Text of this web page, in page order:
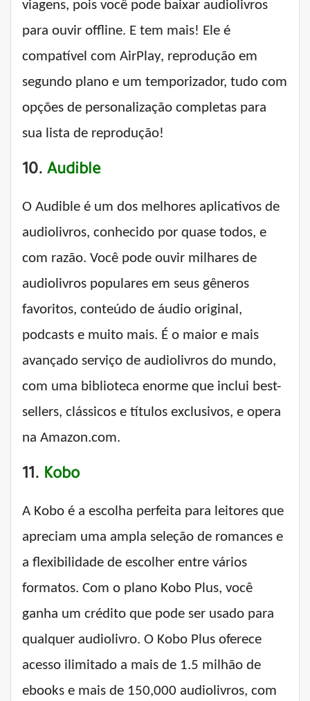
viagens, pois você pode baixar audiolivros
para ouvir offline. E tem mais! Ele é
compatível com AirPlay, reprodução em
segundo plano e um temporizador, tudo com
opções de personalização completas para
sua lista de reprodução!
10. Audible
O Audible é um dos melhores aplicativos de
audiolivros, conhecido por quase todos, e
com razão. Você pode ouvir milhares de
audiolivros populares em seus gêneros
favoritos, conteúdo de áudio original,
podcasts e muito mais. É o maior e mais
avançado serviço de audiolivros do mundo,
com uma biblioteca enorme que inclui best-
sellers, clássicos e títulos exclusivos, e opera
na Amazon.com.
11. Kobo
A Kobo é a escolha perfeita para leitores que
apreciam uma ampla seleção de romances e
a flexibilidade de escolher entre vários
formatos. Com o plano Kobo Plus, você
ganha um crédito que pode ser usado para
qualquer audiolivro. O Kobo Plus oferece
acesso ilimitado a mais de 1.5 milhão de
ebooks e mais de 150,000 audiolivros, com